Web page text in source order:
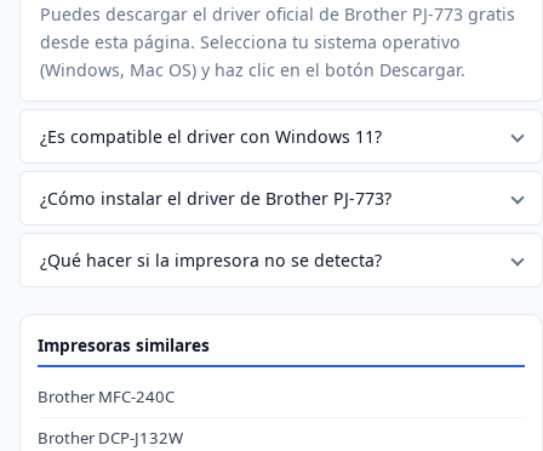
Puedes descargar el driver oficial de Brother PJ-773 gratis
desde esta página. Selecciona tu sistema operativo
(Windows, Mac OS) y haz clic en el botón Descargar.
¿Es compatible el driver con Windows 11?
¿Cómo instalar el driver de Brother PJ-773?
¿Qué hacer si la impresora no se detecta?
Impresoras similares
Brother MFC-240C
Brother DCP-J132W